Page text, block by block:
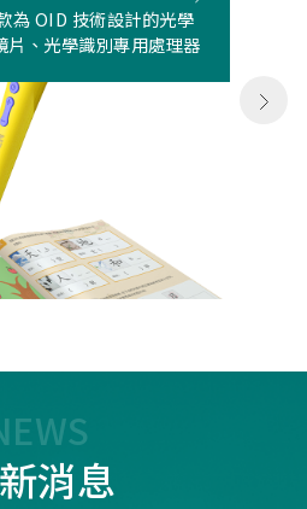
為 OID 技術設計的光學
片、光學識別專用處理器
消息